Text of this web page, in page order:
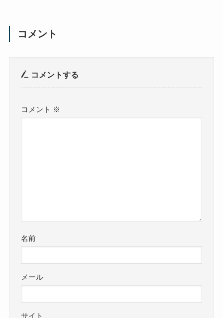
コメント
コメントする
コメント ※
名前
メール
サイト